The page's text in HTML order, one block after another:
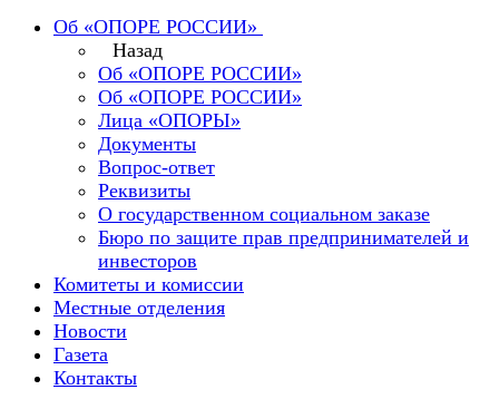
Об «ОПОРЕ РОССИИ»
Назад
Об «ОПОРЕ РОССИИ»
Об «ОПОРЕ РОССИИ»
Лица «ОПОРЫ»
Документы
Вопрос-ответ
Реквизиты
О государственном социальном заказе
Бюро по защите прав предпринимателей и
инвесторов
Комитеты и комиссии
Местные отделения
Новости
Газета
Контакты